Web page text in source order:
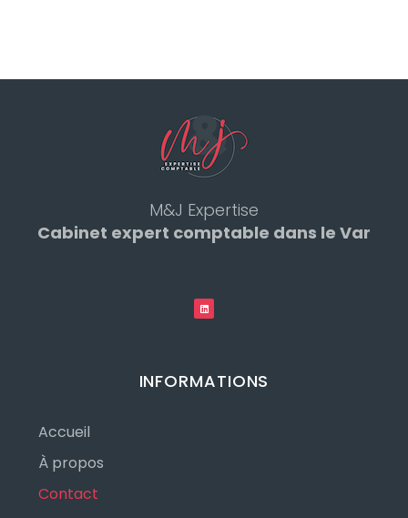
M&J Expertise
Cabinet expert comptable dans le Var
INFORMATIONS
Accueil
À propos
Contact